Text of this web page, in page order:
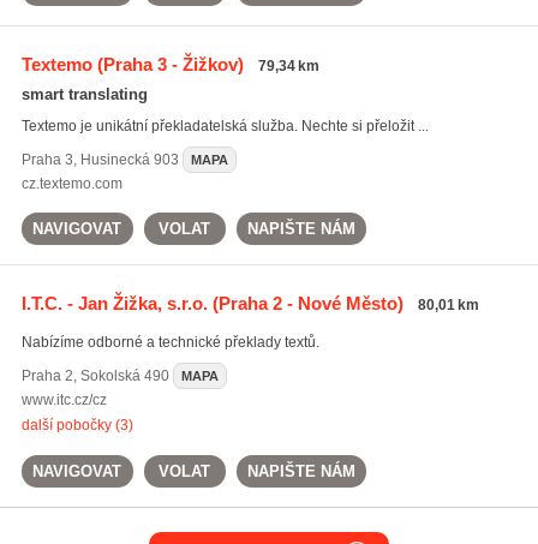
Textemo(Praha 3 - Žižkov) 79,34 km
smart translating
Textemo je unikátní překladatelská služba. Nechte si přeložit ...
Praha 3, Husinecká 903 MAPA
cz.textemo.com
NAVIGOVAT VOLAT NAPIŠTE NÁM
I.T.C. - Jan Žižka, s.r.o.(Praha 2 - Nové Město) 80,01 km
Nabízíme odborné a technické překlady textů.
Praha 2, Sokolská 490 MAPA
www.itc.cz/cz
další pobočky (3)
NAVIGOVAT VOLAT NAPIŠTE NÁM